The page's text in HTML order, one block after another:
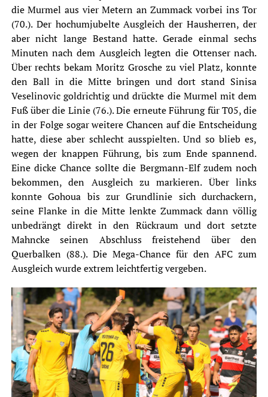
die Murmel aus vier Metern an Zummack vorbei ins Tor
(70.). Der hochumjubelte Ausgleich der Hausherren, der
aber nicht lange Bestand hatte. Gerade einmal sechs
Minuten nach dem Ausgleich legten die Ottenser nach.
Über rechts bekam Moritz Grosche zu viel Platz, konnte
den Ball in die Mitte bringen und dort stand Sinisa
Veselinovic goldrichtig und drückte die Murmel mit dem
Fuß über die Linie (76.). Die erneute Führung für T05, die
in der Folge sogar weitere Chancen auf die Entscheidung
hatte, diese aber schlecht ausspielten. Und so blieb es,
wegen der knappen Führung, bis zum Ende spannend.
Eine dicke Chance sollte die Bergmann-Elf zudem noch
bekommen, den Ausgleich zu markieren. Über links
konnte Gohoua bis zur Grundlinie sich durchackern,
seine Flanke in die Mitte lenkte Zummack dann völlig
unbedrängt direkt in den Rückraum und dort setzte
Mahncke seinen Abschluss freistehend über den
Querbalken (88.). Die Mega-Chance für den AFC zum
Ausgleich wurde extrem leichtfertig vergeben.